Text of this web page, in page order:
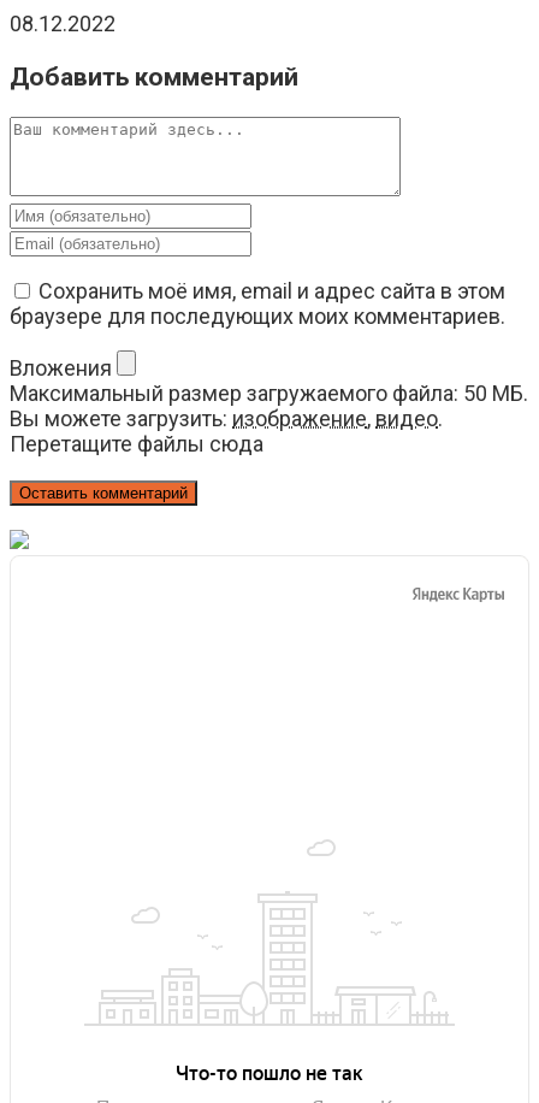
08.12.2022
Добавить комментарий
Комментарий
Введите
свое
имя
или
имя
чтобы
прокомментировать
Введите
email-
адрес,
прокомментировать
Сохранить моё имя, email и адрес сайта в этом
браузере для последующих моих комментариев.
Вложения
Максимальный размер загружаемого файла: 50 МБ.
Вы можете загрузить: изображение, видео.
Перетащите файлы сюда